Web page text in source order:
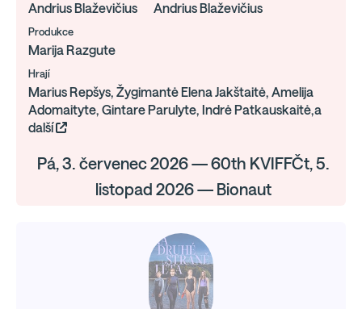
Andrius Blaževičius Andrius Blaževičius
Produkce
Marija Razgute
Hrají
Marius Repšys, Žygimantė Elena Jakštaitė, Amelija
Adomaityte, Gintare Parulyte, Indrė Patkauskaitė,a
další
Pá, 3. červenec 2026 — 60th KVIFFČt, 5.
listopad 2026 — Bionaut